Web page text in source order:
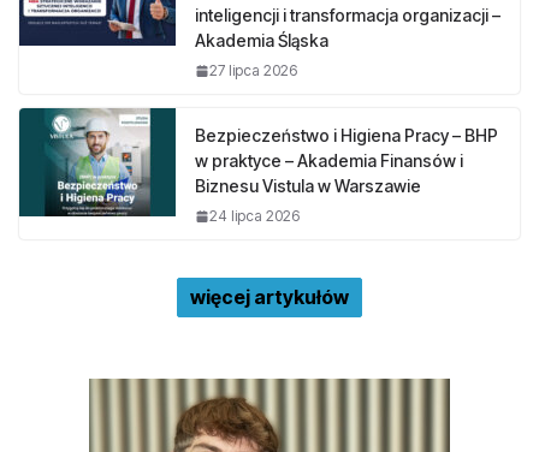
inteligencji i transformacja organizacji –
Akademia Śląska
27 lipca 2026
Bezpieczeństwo i Higiena Pracy – BHP
w praktyce – Akademia Finansów i
Biznesu Vistula w Warszawie
24 lipca 2026
więcej artykułów